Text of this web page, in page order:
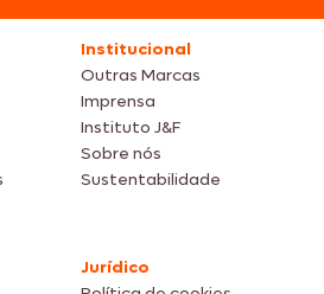
Institucional
Outras Marcas
Imprensa
Instituto J&F
Sobre nós
Sustentabilidade
Jurídico